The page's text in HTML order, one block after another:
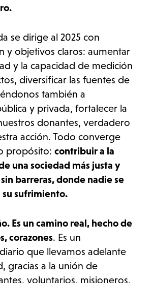
.
se dirige al 2025 con
y objetivos claros: aumentar
y la capacidad de medición
diversificar las fuentes de
también a
y privada, fortalecer la
donantes, verdadero
acción. Todo converge
propósito:contribuir a la
una sociedad más justa y
barreras, donde nadie se
su sufrimiento.
Es un camino real, hecho de
corazones. Es un
que llevamos adelante
gracias a la unión de
voluntarios, misioneros,